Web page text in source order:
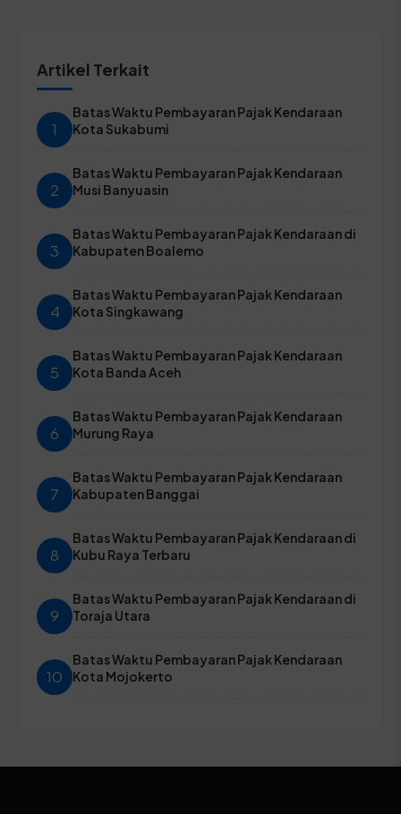
Artikel Terkait
1
Batas Waktu Pembayaran Pajak Kendaraan
Kota Sukabumi
2
Batas Waktu Pembayaran Pajak Kendaraan
Musi Banyuasin
3
Batas Waktu Pembayaran Pajak Kendaraan di
Kabupaten Boalemo
4
Batas Waktu Pembayaran Pajak Kendaraan
Kota Singkawang
5
Batas Waktu Pembayaran Pajak Kendaraan
Kota Banda Aceh
6
Batas Waktu Pembayaran Pajak Kendaraan
Murung Raya
7
Batas Waktu Pembayaran Pajak Kendaraan
Kabupaten Banggai
8
Batas Waktu Pembayaran Pajak Kendaraan di
Kubu Raya Terbaru
9
Batas Waktu Pembayaran Pajak Kendaraan di
Toraja Utara
10
Batas Waktu Pembayaran Pajak Kendaraan
Kota Mojokerto